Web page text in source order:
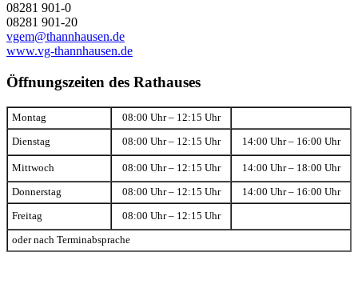
08281 901-0
08281 901-20
vgem@thannhausen.de
www.vg-thannhausen.de
Öffnungszeiten des Rathauses
Montag 08:00 Uhr – 12:15 Uhr
Dienstag 08:00 Uhr – 12:15 Uhr 14:00 Uhr – 16:00 Uhr
Mittwoch 08:00 Uhr – 12:15 Uhr 14:00 Uhr – 18:00 Uhr
Donnerstag 08:00 Uhr – 12:15 Uhr 14:00 Uhr – 16:00 Uhr
Freitag 08:00 Uhr – 12:15 Uhr
oder nach Terminabsprache